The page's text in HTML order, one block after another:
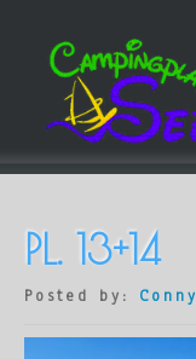
PL. 13+14
Posted by: Conny